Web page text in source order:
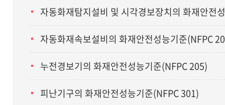
자동화재탐지설비 및 시각경보장치의 화재안전
자동화재속보설비의 화재안전성능기준(NFPC
누전경보기의 화재안전성능기준(NFPC 205)
피난기구의 화재안전성능기준(NFPC 301)